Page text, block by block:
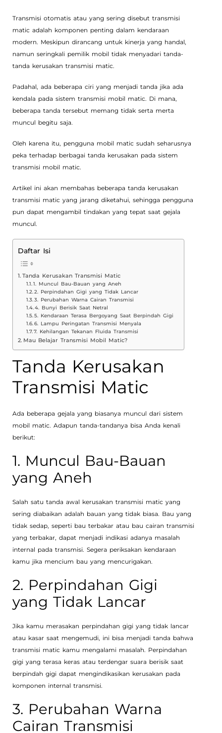
Transmisi otomatis atau yang sering disebut transmisi
matic adalah komponen penting dalam kendaraan
modern. Meskipun dirancang untuk kinerja yang handal,
namun seringkali pemilik mobil tidak menyadari tanda-
tanda kerusakan transmisi matic.
Padahal, ada beberapa ciri yang menjadi tanda jika ada
kendala pada sistem transmisi mobil matic. Di mana,
beberapa tanda tersebut memang tidak serta merta
muncul begitu saja.
Oleh karena itu, pengguna mobil matic sudah seharusnya
peka terhadap berbagai tanda kerusakan pada sistem
transmisi mobil matic.
Artikel ini akan membahas beberapa tanda kerusakan
transmisi matic yang jarang diketahui, sehingga pengguna
pun dapat mengambil tindakan yang tepat saat gejala
muncul.
Daftar Isi
Tanda Kerusakan Transmisi Matic
1. Muncul Bau-Bauan yang Aneh
2. Perpindahan Gigi yang Tidak Lancar
3. Perubahan Warna Cairan Transmisi
4. Bunyi Berisik Saat Netral
5. Kendaraan Terasa Bergoyang Saat Berpindah Gigi
6. Lampu Peringatan Transmisi Menyala
7. Kehilangan Tekanan Fluida Transmisi
Mau Belajar Transmisi Mobil Matic?
Tanda Kerusakan
Transmisi Matic
Ada beberapa gejala yang biasanya muncul dari sistem
mobil matic. Adapun tanda-tandanya bisa Anda kenali
berikut:
1. Muncul Bau-Bauan
yang Aneh
Salah satu tanda awal kerusakan transmisi matic yang
sering diabaikan adalah bauan yang tidak biasa. Bau yang
tidak sedap, seperti bau terbakar atau bau cairan transmisi
yang terbakar, dapat menjadi indikasi adanya masalah
internal pada transmisi. Segera periksakan kendaraan
kamu jika mencium bau yang mencurigakan.
2. Perpindahan Gigi
yang Tidak Lancar
Jika kamu merasakan perpindahan gigi yang tidak lancar
atau kasar saat mengemudi, ini bisa menjadi tanda bahwa
transmisi matic kamu mengalami masalah. Perpindahan
gigi yang terasa keras atau terdengar suara berisik saat
berpindah gigi dapat mengindikasikan kerusakan pada
komponen internal transmisi.
3. Perubahan Warna
Cairan Transmisi